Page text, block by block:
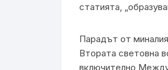
статията,
Парадът от
Втората световна
включително